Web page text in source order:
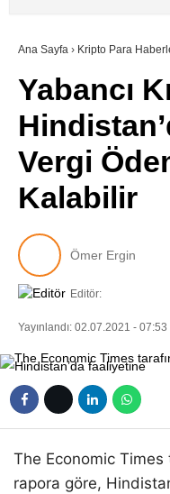
SÖZLÜK
Ana Sayfa › Kripto Para
Yabancı
Vergi
Kalabilir
Ömer Ergin
Editör:
Yayınlandı: 02.07.2021 - 07:53
The Economic Times
rapora göre,